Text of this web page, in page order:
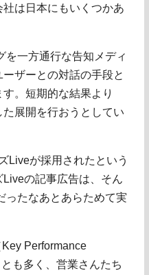
は日本にもいくつかあ
を一方通行な告知メディ
ザーとの対話の手段と
。短期的な結果より
展開を行おうとしてい
Liveが採用されたという
の記事広告は、そん
ったなあとあらためて実
Performance
も多く、営業さんたち